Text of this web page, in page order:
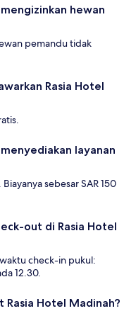
hewan
pemandu tidak
Rasia Hotel
layanan
sebesar SAR 150
out di Rasia Hotel
check-in pukul:
12.30.
Hotel Madinah?